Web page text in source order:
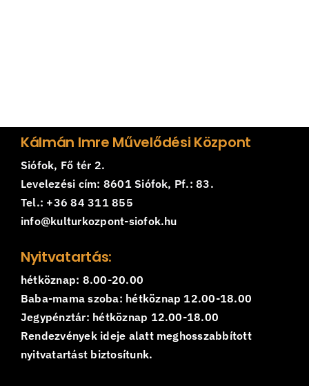
Kálmán Imre Művelődési Központ
Siófok, Fő tér 2.
Levelezési cím: 8601 Siófok, Pf.: 83.
Tel.: +36 84 311 855
info@kulturkozpont-siofok.hu
Nyitvatartás:
hétköznap: 8.00-20.00
Baba-mama szoba: hétköznap 12.00-18.00
Jegypénztár: hétköznap 12.00-18.00
Rendezvények ideje alatt meghosszabbított
nyitvatartást biztosítunk.